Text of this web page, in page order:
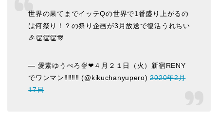
世界の果てまでイッテQの世界で1番盛り上がるの
は何祭り！？の祭り企画が3月放送で復活うれちい
🎉👏👏👏🎊
— 愛素ゆうぺろ🍨❤４月２１日（火）新宿RENY
でワンマン‼️‼️‼️‼️ (@kikuchanyupero)2020年2月
17日